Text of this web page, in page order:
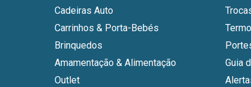
Cadeiras Auto
Carrinhos & Porta-Bebés
Brinquedos
Amamentação & Alimentação
Outlet
Guia